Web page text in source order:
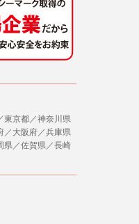
サービス等が利用できない場合が
を閲覧・利用していただくために
タの削除を要求する権利がありま
クトメールなど）を行なう場合。
。
ザーに有益かつ便利な情報を提供
購読の登録をするものとします。
東京都／神奈川県
／大阪府／兵庫県
県／佐賀県／長崎